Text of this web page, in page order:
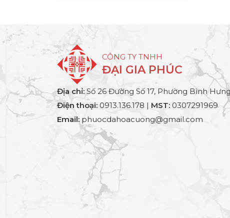
CÔNG TY TNHH
ĐẠI GIA PHÚC
Địa chỉ: Số 26 Đường Số 17, Phường Bình
Điện thoại: 0913.136.178 | MST: 0307291969
Email:phuocdahoacuong@gmail.com